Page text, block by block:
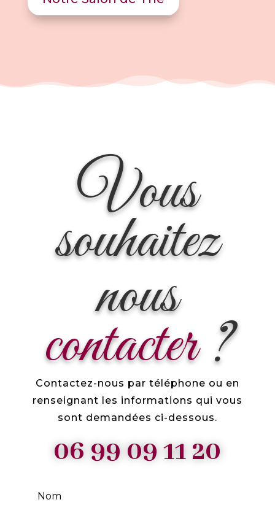
Vous
souhaitez
nous
contacter?
Contactez-nous par téléphone ou en
renseignant les informations qui vous
sont demandées ci-dessous.
06 99 09 11 20